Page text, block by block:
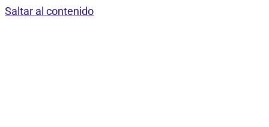
Saltar al contenido